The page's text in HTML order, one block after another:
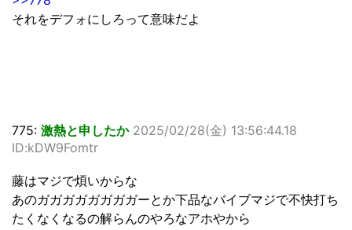
それをデフォにしろって意味だよ
775: 激熱と申したか 2025/02/28(金) 13:56:44.18
ID:kDW9Fomtr
藤はマジで煩いからな
あのガガガガガガガガーとか下品なバイブマジで不快打ち
たくなくなるの解らんのやろなアホやから